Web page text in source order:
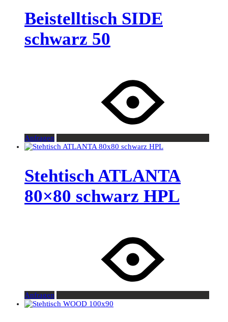
Beistelltisch SIDE
schwarz 50
Anfragen
Stehtisch ATLANTA
80×80 schwarz HPL
Anfragen